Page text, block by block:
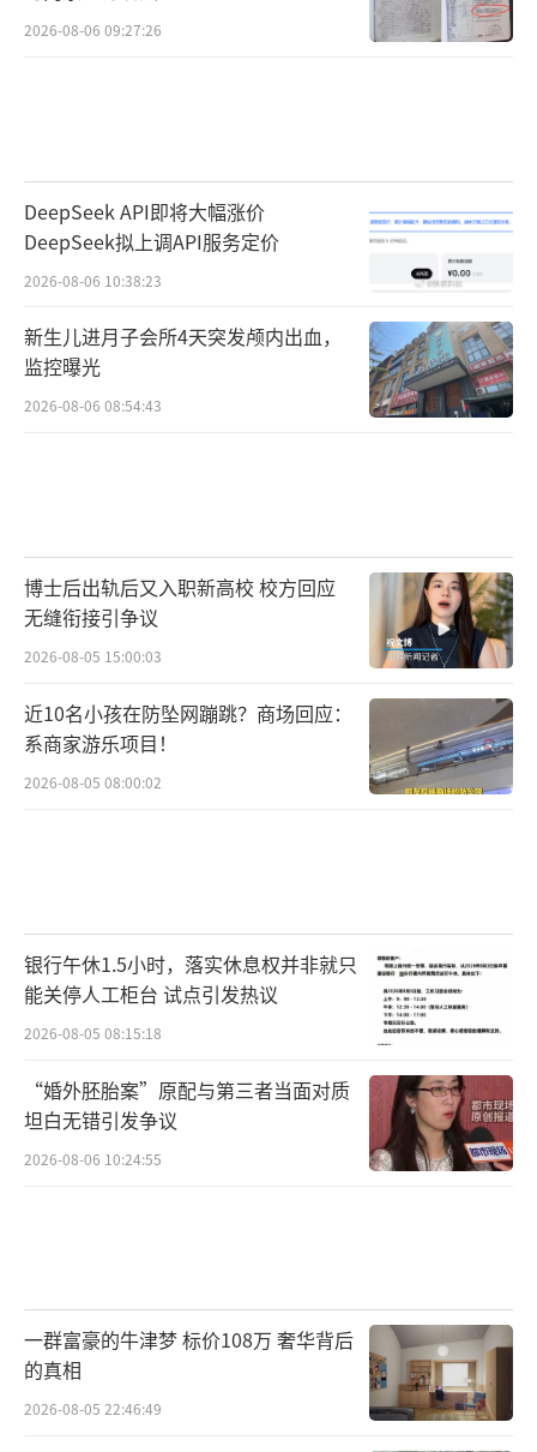
2026-08-06 09:27:26
DeepSeek API即将大幅涨价
DeepSeek拟上调API服务定价
2026-08-06 10:38:23
新生儿进月子会所4天突发颅内出血，
监控曝光
2026-08-06 08:54:43
博士后出轨后又入职新高校 校方回应
无缝衔接引争议
2026-08-05 15:00:03
近10名小孩在防坠网蹦跳？商场回应：
系商家游乐项目！
2026-08-05 08:00:02
银行午休1.5小时，落实休息权并非就只
能关停人工柜台 试点引发热议
2026-08-05 08:15:18
“婚外胚胎案”原配与第三者当面对质
坦白无错引发争议
2026-08-06 10:24:55
一群富豪的牛津梦 标价108万 奢华背后
的真相
2026-08-05 22:46:49